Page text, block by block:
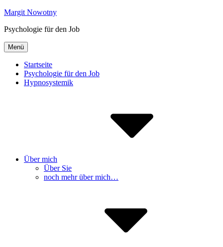
Inhalte
Margit Nowotny
Psychologie für den Job
Menü
Startseite
Psychologie für den Job
Hypnosystemik
Über mich
Über Sie
noch mehr über mich…